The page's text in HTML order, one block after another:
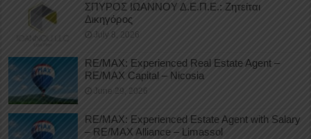
ΣΠΥΡΟΣ ΙΩΑΝΝΟΥ Δ.Ε.Π.Ε.: Ζητείται
Δικηγόρος
July 8, 2026
RE/MAX: Experienced Real Estate Agent –
RE/MAX Capital – Nicosia
June 29, 2026
RE/MAX: Experienced Estate Agent with Salary
– RE/MAX Alliance – Limassol